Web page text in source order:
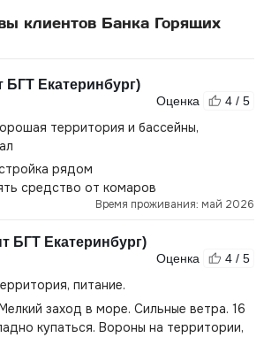
клиентов Банка Горящих
БГТ Екатеринбург)
Оценка 4 / 5
территория и бассейны,
рядом
средство от комаров
Время проживания: май 2026
БГТ Екатеринбург)
Оценка 4 / 5
питание.
заход в море. Сильные ветра. 16
купаться. Вороны на территории,